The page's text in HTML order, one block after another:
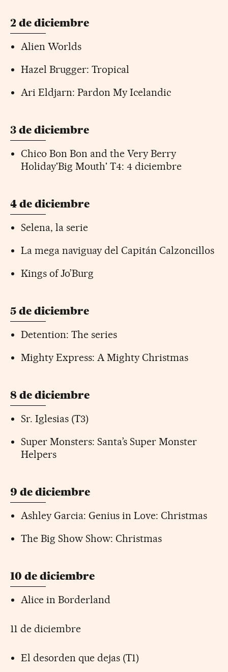
2 de diciembre
Alien Worlds
Hazel Brugger: Tropical
Ari Eldjarn: Pardon My Icelandic
3 de diciembre
Chico Bon Bon and the Very Berry
Holiday'Big Mouth' T4: 4 diciembre
4 de diciembre
Selena, la serie
La mega naviguay del Capitán Calzoncillos
Kings of Jo’Burg
5 de diciembre
Detention: The series
Mighty Express: A Mighty Christmas
8 de diciembre
Sr. Iglesias (T3)
Super Monsters: Santa’s Super Monster
Helpers
9 de diciembre
Ashley Garcia: Genius in Love: Christmas
The Big Show Show: Christmas
10 de diciembre
Alice in Borderland
11 de diciembre
El desorden que dejas (T1)